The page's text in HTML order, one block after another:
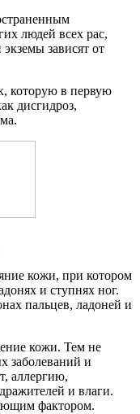
людей всех рас,
зависят от
которую в первую
дисгидроз,
кожи, при котором
и ступнях ног.
пальцев, ладоней и
кожи. Тем не
заболеваний и
аллергию,
и влаги.
фактором.